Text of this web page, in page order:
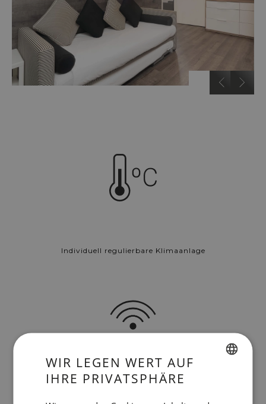
Individuell regulierbare Klimaanlage
WIR LEGEN WERT AUF
IHRE PRIVATSPHÄRE